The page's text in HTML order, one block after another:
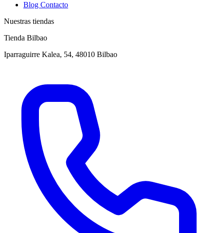
Blog Contacto
Nuestras tiendas
Tienda Bilbao
Iparraguirre Kalea, 54, 48010 Bilbao